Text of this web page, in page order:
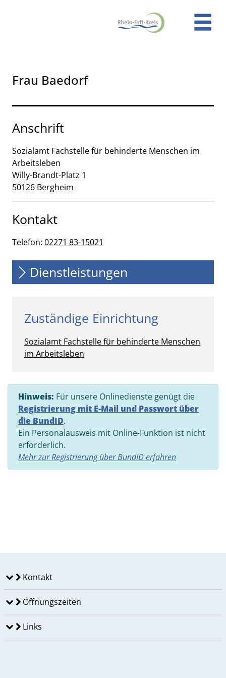
Frau Baedorf
Anschrift
Sozialamt Fachstelle für behinderte Menschen im
Arbeitsleben
Willy-Brandt-Platz 1
50126 Bergheim
Kontakt
Telefon: 02271 83-15021
Dienstleistungen
Zuständige Einrichtung
Sozialamt Fachstelle für behinderte Menschen
im Arbeitsleben
Hinweis: Für unsere Onlinedienste genügt die
Registrierung mit E-Mail und Passwort über
die BundID.
Ein Personalausweis mit Online-Funktion ist nicht
erforderlich.
Mehr zur Registrierung über BundID erfahren
Kontakt
Öffnungszeiten
Links